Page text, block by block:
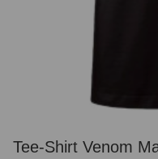
Tee-Shirt Venom